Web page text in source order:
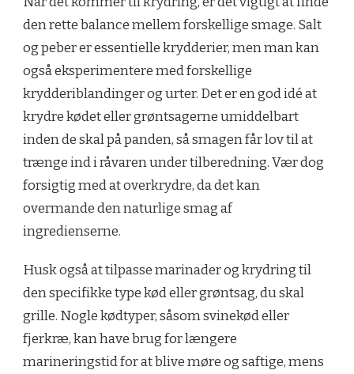
den rette balance mellem forskellige smage. Salt
og peber er essentielle krydderier, men man kan
også eksperimentere med forskellige
krydderiblandinger og urter. Det er en god idé at
krydre kødet eller grøntsagerne umiddelbart
inden de skal på panden, så smagen får lov til at
trænge ind i råvaren under tilberedning. Vær dog
forsigtig med at overkrydre, da det kan
overmande den naturlige smag af
ingredienserne.
Husk også at tilpasse marinader og krydring til
den specifikke type kød eller grøntsag, du skal
grille. Nogle kødtyper, såsom svinekød eller
fjerkræ, kan have brug for længere
marineringstid for at blive møre og saftige, mens